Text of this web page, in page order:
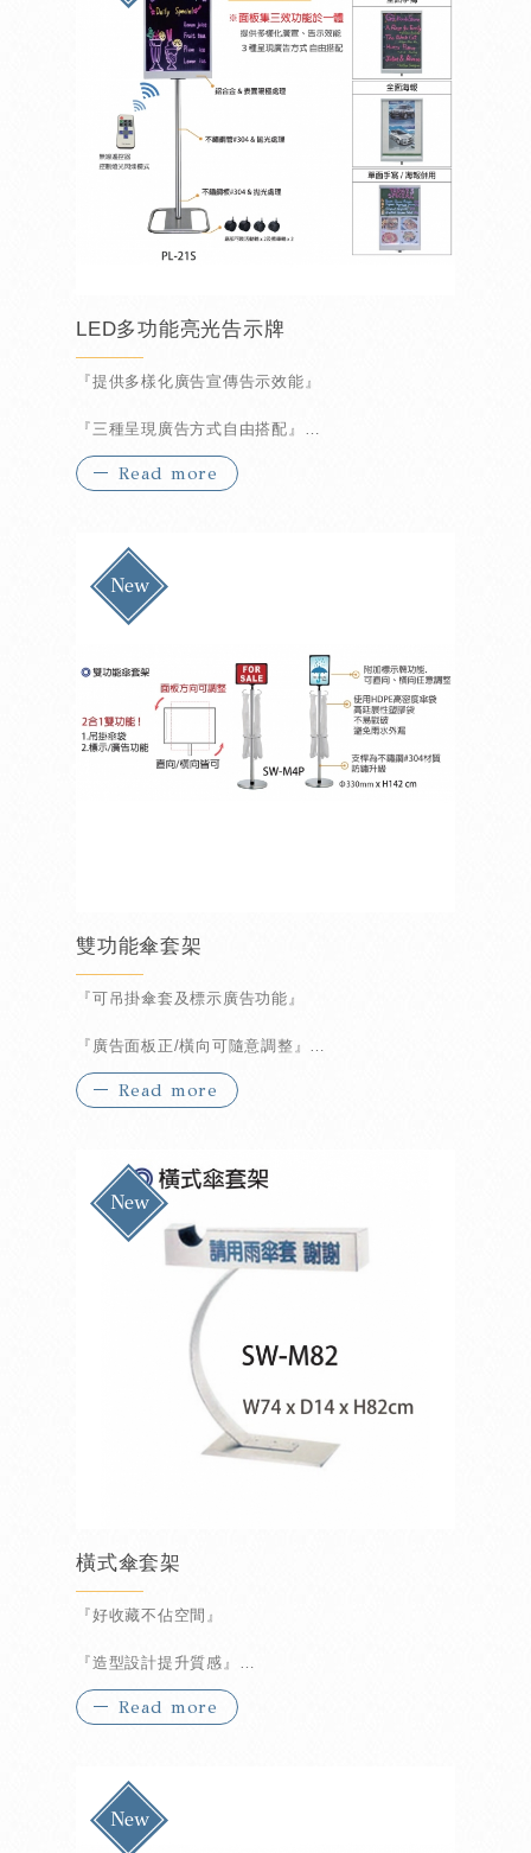
LED多功能亮光告示牌
『提供多樣化廣告宣傳告示效能』
『三種呈現廣告方式自由搭配』
Read more
雙功能傘套架
『可吊掛傘套及標示廣告功能』
『廣告面板正/橫向可隨意調整』
Read more
橫式傘套架
『好收藏不佔空間』
『造型設計提升質感』
Read more